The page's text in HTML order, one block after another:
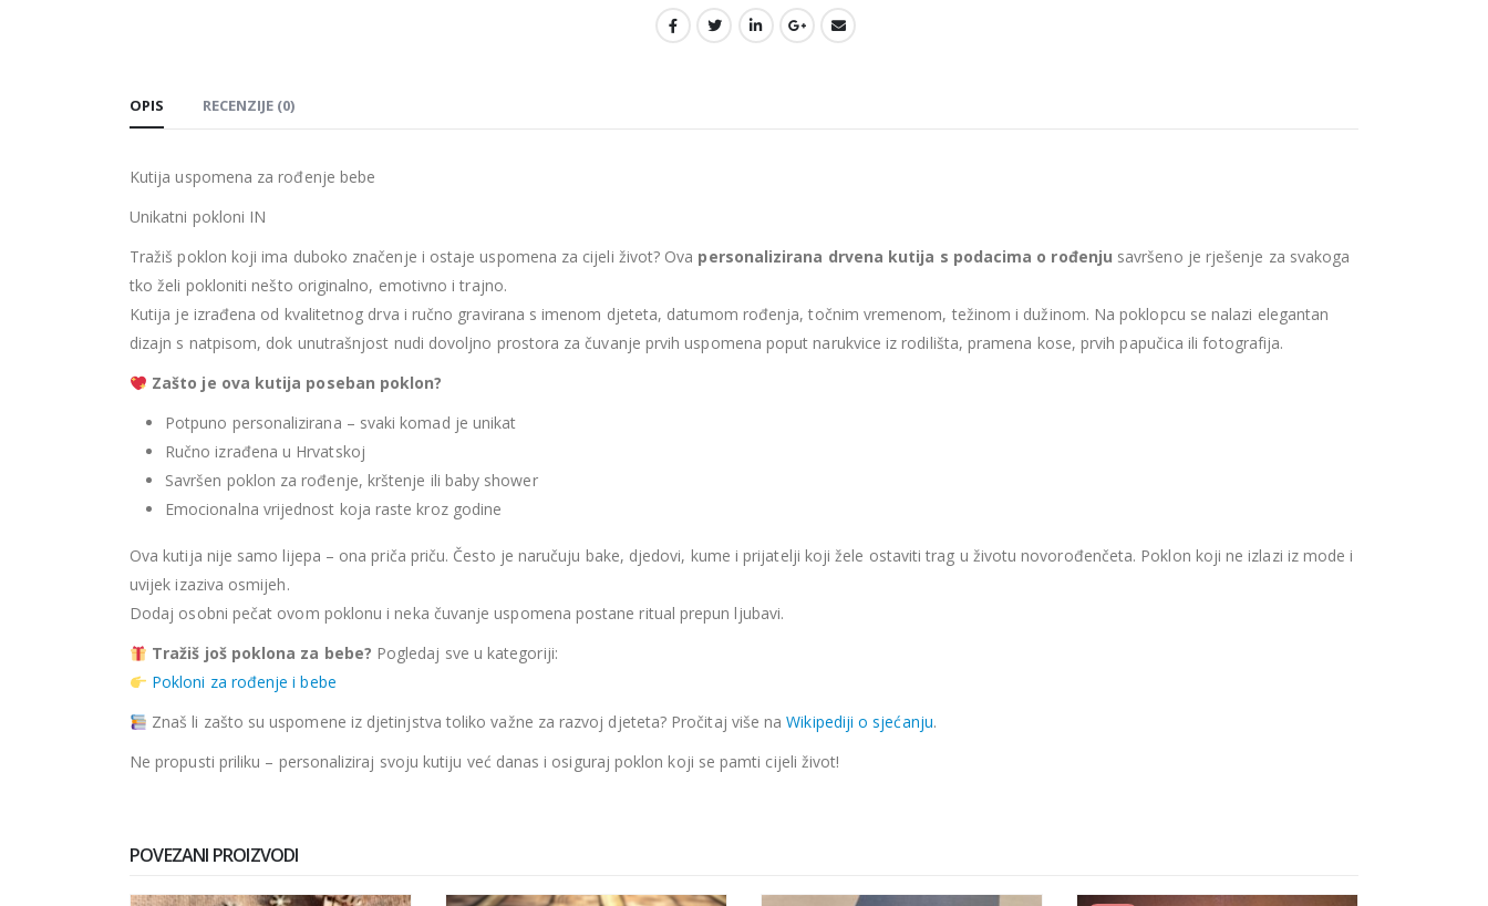
OPIS RECENZIJE (0)
Kutija uspomena za rođenje bebe
Unikatni pokloni IN
Tražiš poklon koji ima duboko značenje i ostaje uspomena za cijeli život? Ova personalizirana drvena kutija s podacima o rođenju savršeno je rješenje za svakoga
tko želi pokloniti nešto originalno, emotivno i trajno.
Kutija je izrađena od kvalitetnog drva i ručno gravirana s imenom djeteta, datumom rođenja, točnim vremenom, težinom i dužinom. Na poklopcu se nalazi elegantan
dizajn s natpisom, dok unutrašnjost nudi dovoljno prostora za čuvanje prvih uspomena poput narukvice iz rodilišta, pramena kose, prvih papučica ili fotografija.
Zašto je ova kutija poseban poklon?
Potpuno personalizirana – svaki komad je unikat
Ručno izrađena u Hrvatskoj
Savršen poklon za rođenje, krštenje ili baby shower
Emocionalna vrijednost koja raste kroz godine
Ova kutija nije samo lijepa – ona priča priču. Često je naručuju bake, djedovi, kume i prijatelji koji žele ostaviti trag u životu novorođenčeta. Poklon koji ne izlazi iz mode i
uvijek izaziva osmijeh.
Dodaj osobni pečat ovom poklonu i neka čuvanje uspomena postane ritual prepun ljubavi.
Tražiš još poklona za bebe? Pogledaj sve u kategoriji:
Pokloni za rođenje i bebe
Znaš li zašto su uspomene iz djetinjstva toliko važne za razvoj djeteta? Pročitaj više naWikipediji o sjećanju.
Ne propusti priliku – personaliziraj svoju kutiju već danas i osiguraj poklon koji se pamti cijeli život!
POVEZANI PROIZVODI